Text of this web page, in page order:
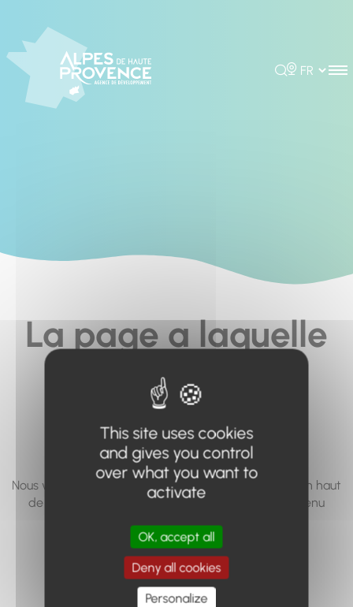
Rechercher
Choisir la
La page a laquelle
vous cherchez à
accéder n'existe
pas... ou plus.
Nous vous invitons à utiliser le moteur de recherche en haut
de page, ou à utiliser le menu pour trouver le contenu
Retour à l'accueil
This site uses cookies
and gives you control
over what you want to
activate
OK, accept all
Deny all cookies
Personalize